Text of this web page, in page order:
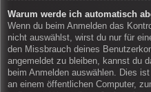
Warum werde ich automatisch
Wenn du beim Anmelden das
nicht auswählst, wirst du nur für
den Missbrauch deines
angemeldet zu bleiben, kannst du
beim Anmelden auswählen. Dies
an einem öffentlichen Computer,